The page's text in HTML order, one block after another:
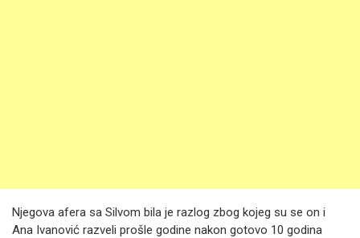
Njegova afera sa Silvom bila je razlog zbog kojeg su se on i
Ana Ivanović razveli prošle godine nakon gotovo 10 godina